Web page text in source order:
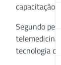
capacitação
Segundo
telemedicina
tecnologia